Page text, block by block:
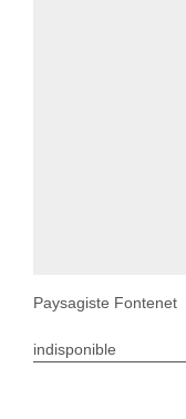
Paysagiste Fontenet
indisponible